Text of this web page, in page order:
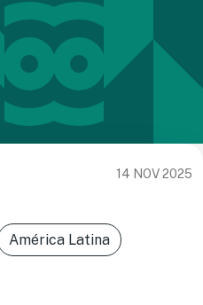
14 NOV 2025
América Latina